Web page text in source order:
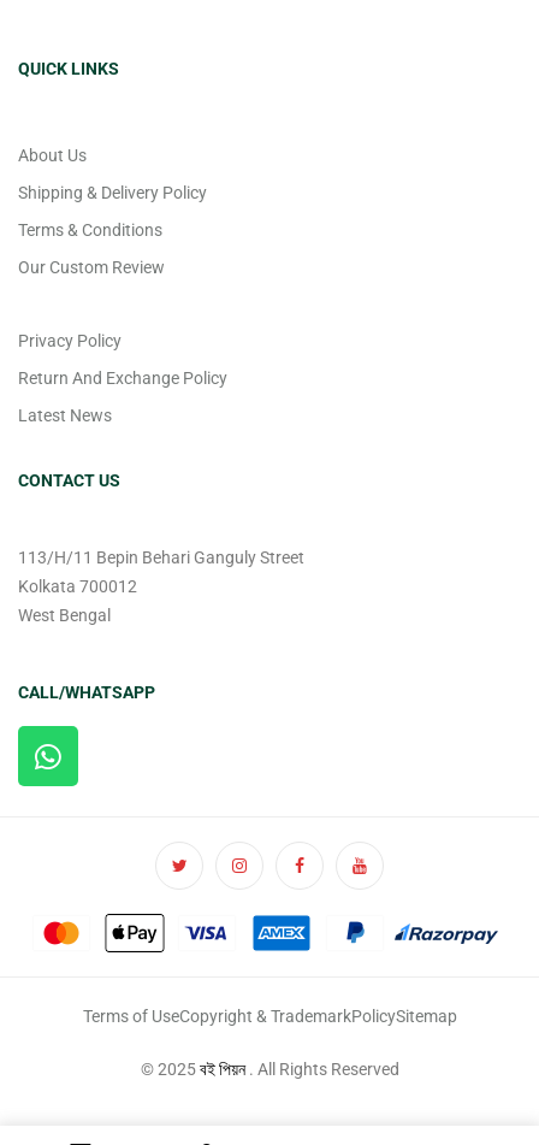
QUICK LINKS
About Us
Shipping & Delivery Policy
Terms & Conditions
Our Custom Review
Privacy Policy
Return And Exchange Policy
Latest News
CONTACT US
113/H/11 Bepin Behari Ganguly Street
Kolkata 700012
West Bengal
CALL/WHATSAPP
Terms of UseCopyright & TrademarkPolicySitemap
© 2025বই পিয়ন. All Rights Reserved